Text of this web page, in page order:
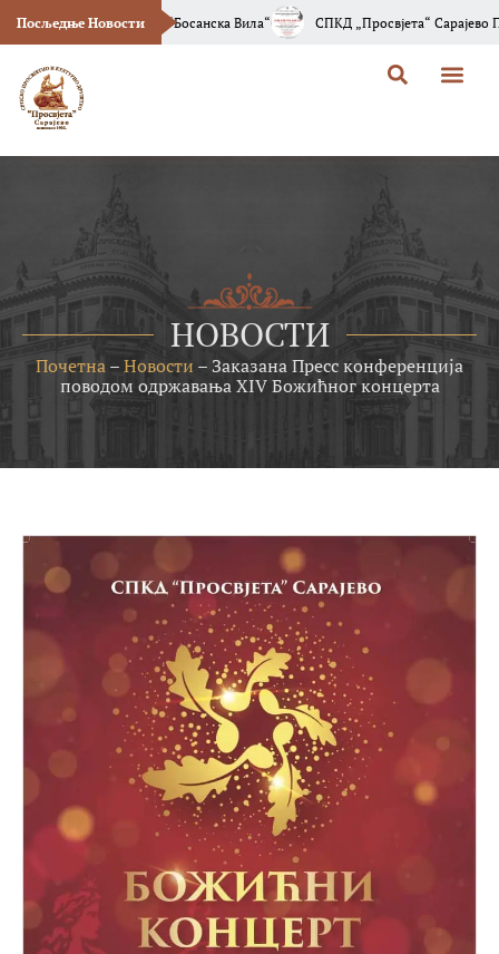
Посљедње Новости
Часописа “Босанска Вила“ СПКД „Просвјета“ Сарајево Позива
НОВОСТИ
Почетна–Новости – Заказана Пресс конференција
поводом одржавања XIV Божићног концерта